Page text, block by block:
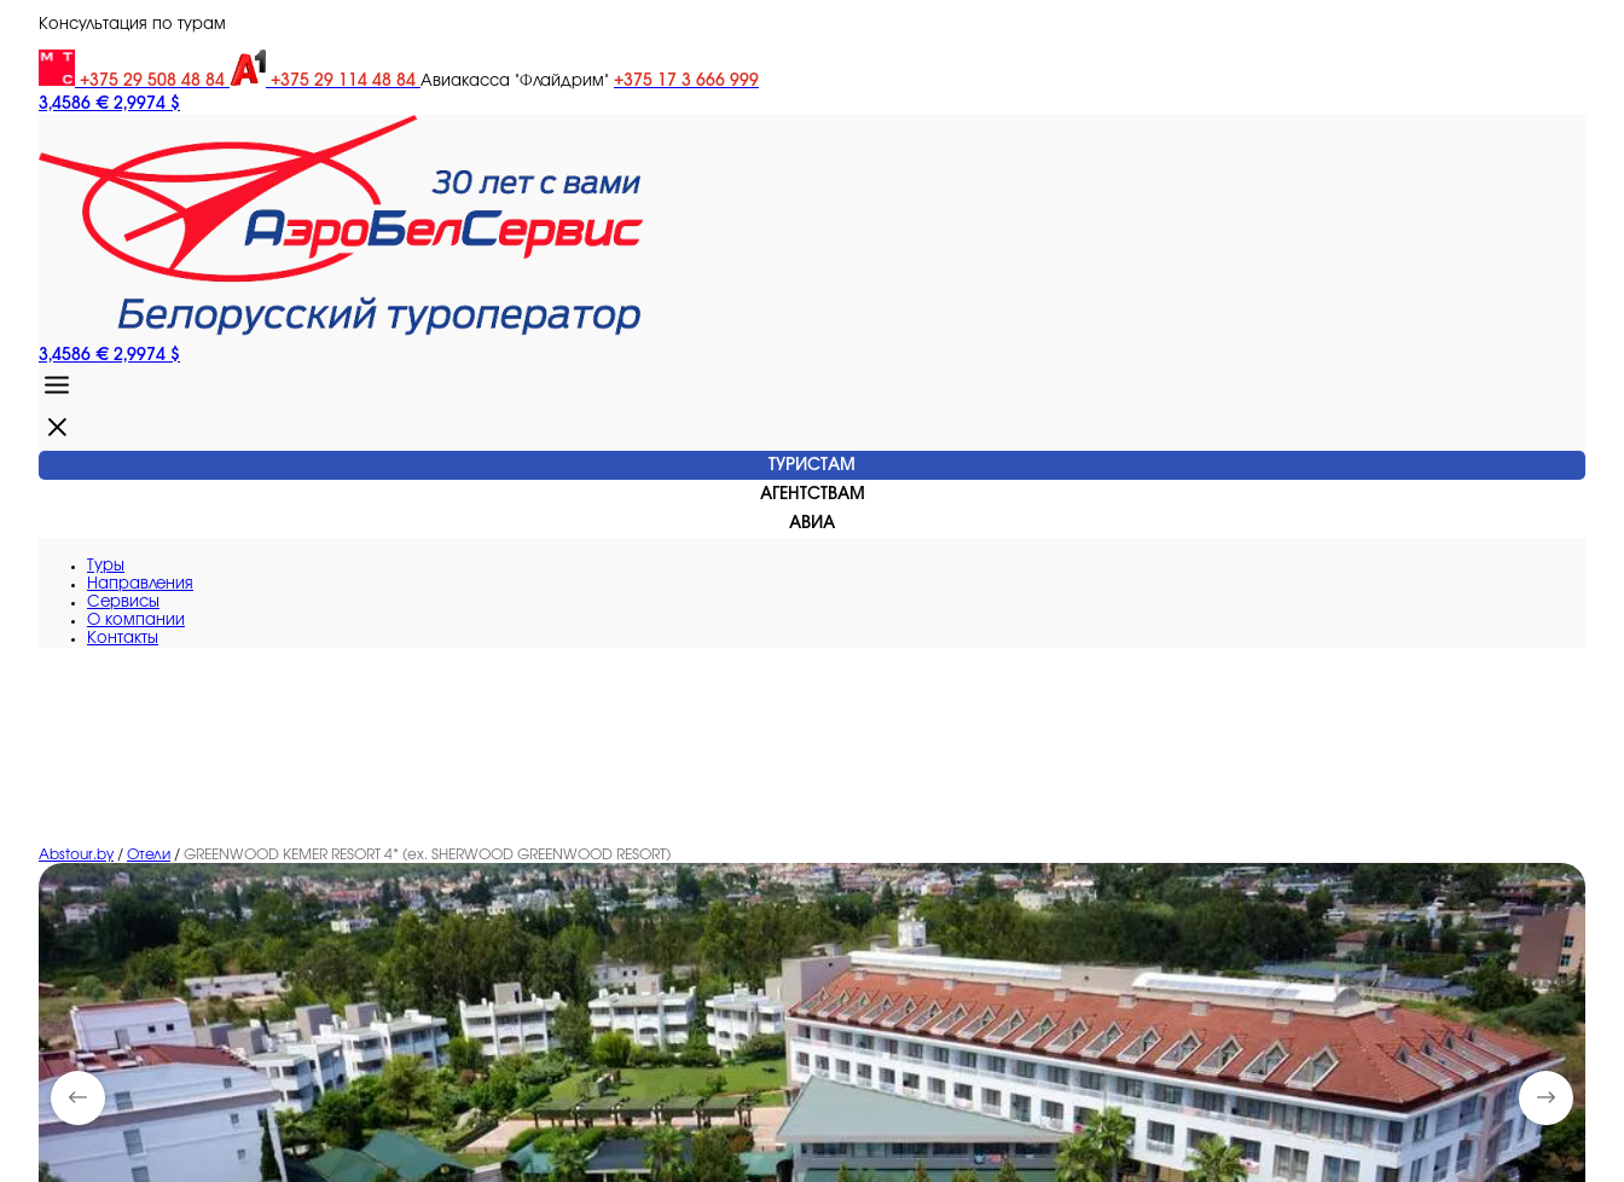
Консультация по турам
+375 29 508 48 84 +375 29 114 48 84 Авиакасса "Флайдрим" +375 17 3 666 999
3,4586 € 2,9974 $
3,4586 € 2,9974 $
ТУРИСТАМ
АГЕНТСТВАМ
АВИА
Туры
Направления
Сервисы
O компании
Контакты
Abstour.by / Отели / GREENWOOD KEMER RESORT 4* (ex. SHERWOOD GREENWOOD RESORT)